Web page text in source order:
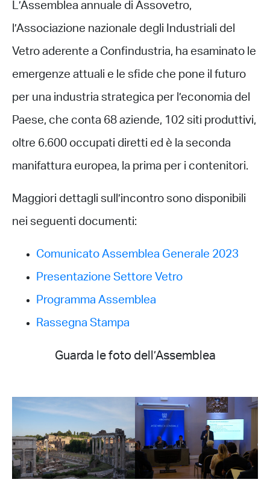
L’Assemblea annuale di Assovetro,
l’Associazione nazionale degli Industriali del
Vetro aderente a Confindustria, ha esaminato le
emergenze attuali e le sfide che pone il futuro
per una industria strategica per l’economia del
Paese, che conta 68 aziende, 102 siti produttivi,
oltre 6.600 occupati diretti ed è la seconda
manifattura europea, la prima per i contenitori.
Maggiori dettagli sull’incontro sono disponibili
nei seguenti documenti:
Comunicato Assemblea Generale 2023
Presentazione Settore Vetro
Programma Assemblea
Rassegna Stampa
Guarda le foto dell’Assemblea